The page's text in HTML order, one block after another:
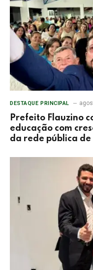
DESTAQUE PRINCIPAL
Prefeito Flauzino
educação com
da rede pública